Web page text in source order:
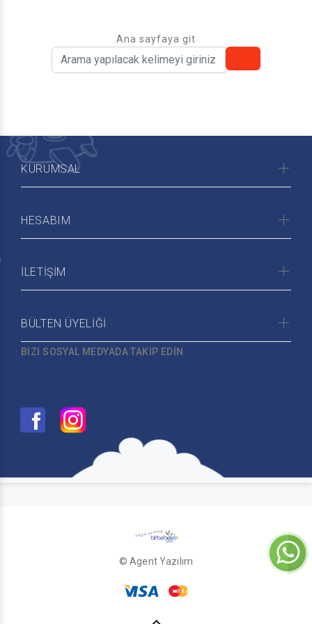
Ana sayfaya git
KURUMSAL
HESABIM
İLETİŞİM
BÜLTEN ÜYELİĞİ
BİZİ SOSYAL MEDYADA TAKİP EDİN
© Agent Yazılım